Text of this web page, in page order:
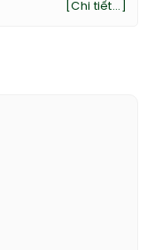
[Chi tiết...]